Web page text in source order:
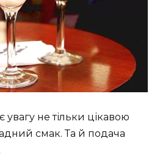
увагу не тільки цікавою
смак. Та й подача